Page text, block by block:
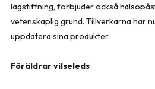
lagstiftning, förbjuder också
vetenskaplig grund. Tillverkarna har
uppdatera sina produkter.
Föräldrar vilseleds